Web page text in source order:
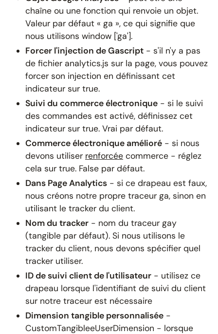
chaîne ou une fonction qui renvoie un objet.
Valeur par défaut « ga », ce qui signifie que
nous utilisons window ['ga'].
Forcer l'injection de Gascript - s'il n'y a pas
de fichier analytics.js sur la page, vous pouvez
forcer son injection en définissant cet
indicateur sur true.
Suivi du commerce électronique - si le suivi
des commandes est activé, définissez cet
indicateur sur true. Vrai par défaut.
Commerce électronique amélioré - si nous
devons utiliser renforcée commerce - réglez
cela sur true. False par défaut.
Dans Page Analytics - si ce drapeau est faux,
nous créons notre propre traceur ga, sinon en
utilisant le tracker du client.
Nom du tracker - nom du traceur gay
(tangible par défaut). Si nous utilisons le
tracker du client, nous devons spécifier quel
tracker utiliser.
ID de suivi client de l'utilisateur - utilisez ce
drapeau lorsque l'identifiant de suivi du client
sur notre traceur est nécessaire
Dimension tangible personnalisée -
CustomTangibleeUserDimension - lorsque